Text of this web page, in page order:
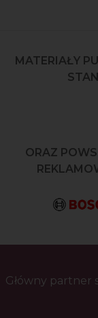
MATERIAŁY
ORAZ
Główny partner